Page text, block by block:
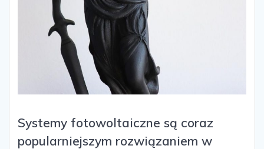
Systemy fotowoltaiczne są coraz
popularniejszym rozwiązaniem w